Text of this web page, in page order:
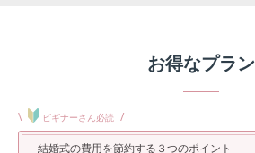
お得なプラン
\ ビギナーさん必読 /
結婚式の費用を節約する３つのポイント